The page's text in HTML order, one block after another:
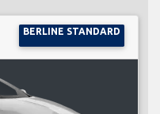
BERLINE STANDARD